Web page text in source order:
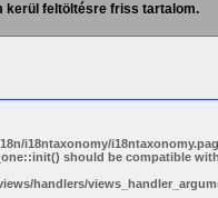
kerül feltöltésre friss tartalom.
i18ntaxonomy/
should be compatible with
handlers/